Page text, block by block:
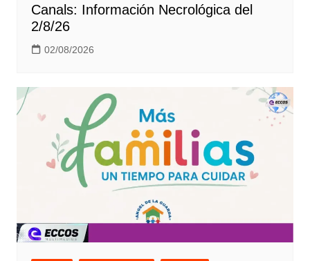
Canals: Información Necrológica del
2/8/26
02/08/2026